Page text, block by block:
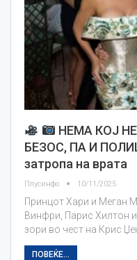
НЕМА КОЈ
БЕЗОС, ПА И
затропа на врата
Плусинфо 10/11/2025
Принцот Хари и Меган
Винфри, Парис Хилтон
зори во чест на Крис
ПОВЕЌЕ...